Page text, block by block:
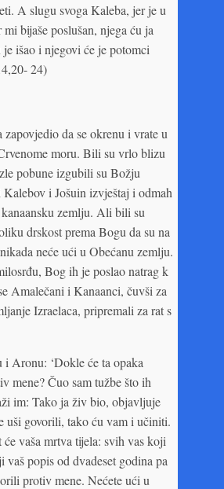
A slugu svoga Kaleba, jer je u
bijaše poslušan, njega ću ja
išao i njegovi će je potomci
24)
da se okrenu i vrate u
moru. Bili su vrlo blizu
pobune izgubili su Božju
i Jošuin izvještaj i odmah
zemlju. Ali bili su
drskost prema Bogu da su na
neće ući u Obećanu zemlju.
Bog ih je poslao natrag k
Amalečani i Kanaanci, čuvši za
Izraelaca, pripremali za rat s
i Aronu: ‘Dokle će ta opaka
mene? Čuo sam tužbe što ih
im: Tako ja živ bio, objavljuje
uši govorili, tako ću vam i učiniti.
vaša mrtva tijela: svih vas koji
popis od dvadeset godina pa
protiv mene. Nećete ući u